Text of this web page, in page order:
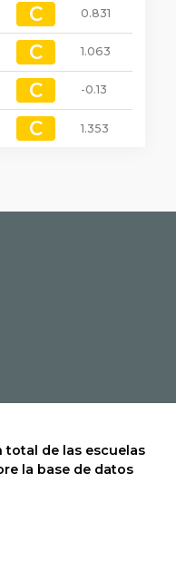
C
C 0.831
C
C 1.063
C
C -0.13
C
C 1.353
total de las escuelas
la base de datos